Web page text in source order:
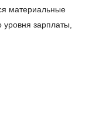
материальные
уровня зарплаты,